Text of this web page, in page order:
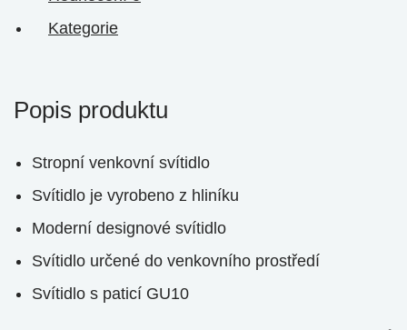
Kategorie
Popis produktu
Stropní venkovní svítidlo
Svítidlo je vyrobeno z hliníku
Moderní designové svítidlo
Svítidlo určené do venkovního prostředí
Svítidlo s paticí GU10